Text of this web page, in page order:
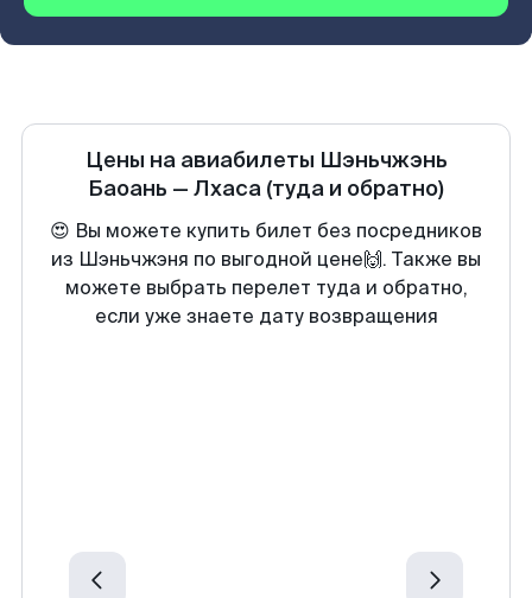
Цены на авиабилеты Шэньчжэнь
Баоань — Лхаса (туда и обратно)
😍 Вы можете купить билет без посредников
из Шэньчжэня по выгодной цене🙌. Также вы
можете выбрать перелет туда и обратно,
если уже знаете дату возвращения